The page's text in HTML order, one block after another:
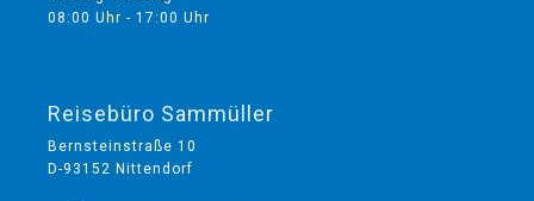
08:00 Uhr - 17:00 Uhr
Reisebüro Sammüller
Bernsteinstraße 10
D-93152 Nittendorf